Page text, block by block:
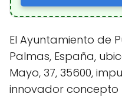
El Ayuntamiento de
Palmas, España,
Mayo, 37, 35600,
innovador